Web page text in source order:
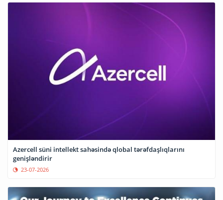
Azercell süni intellekt sahəsində qlobal tərəfdaşlıqlarını
genişləndirir
23-07-2026